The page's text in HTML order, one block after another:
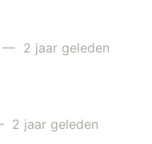
— 2 jaar geleden
2 jaar geleden